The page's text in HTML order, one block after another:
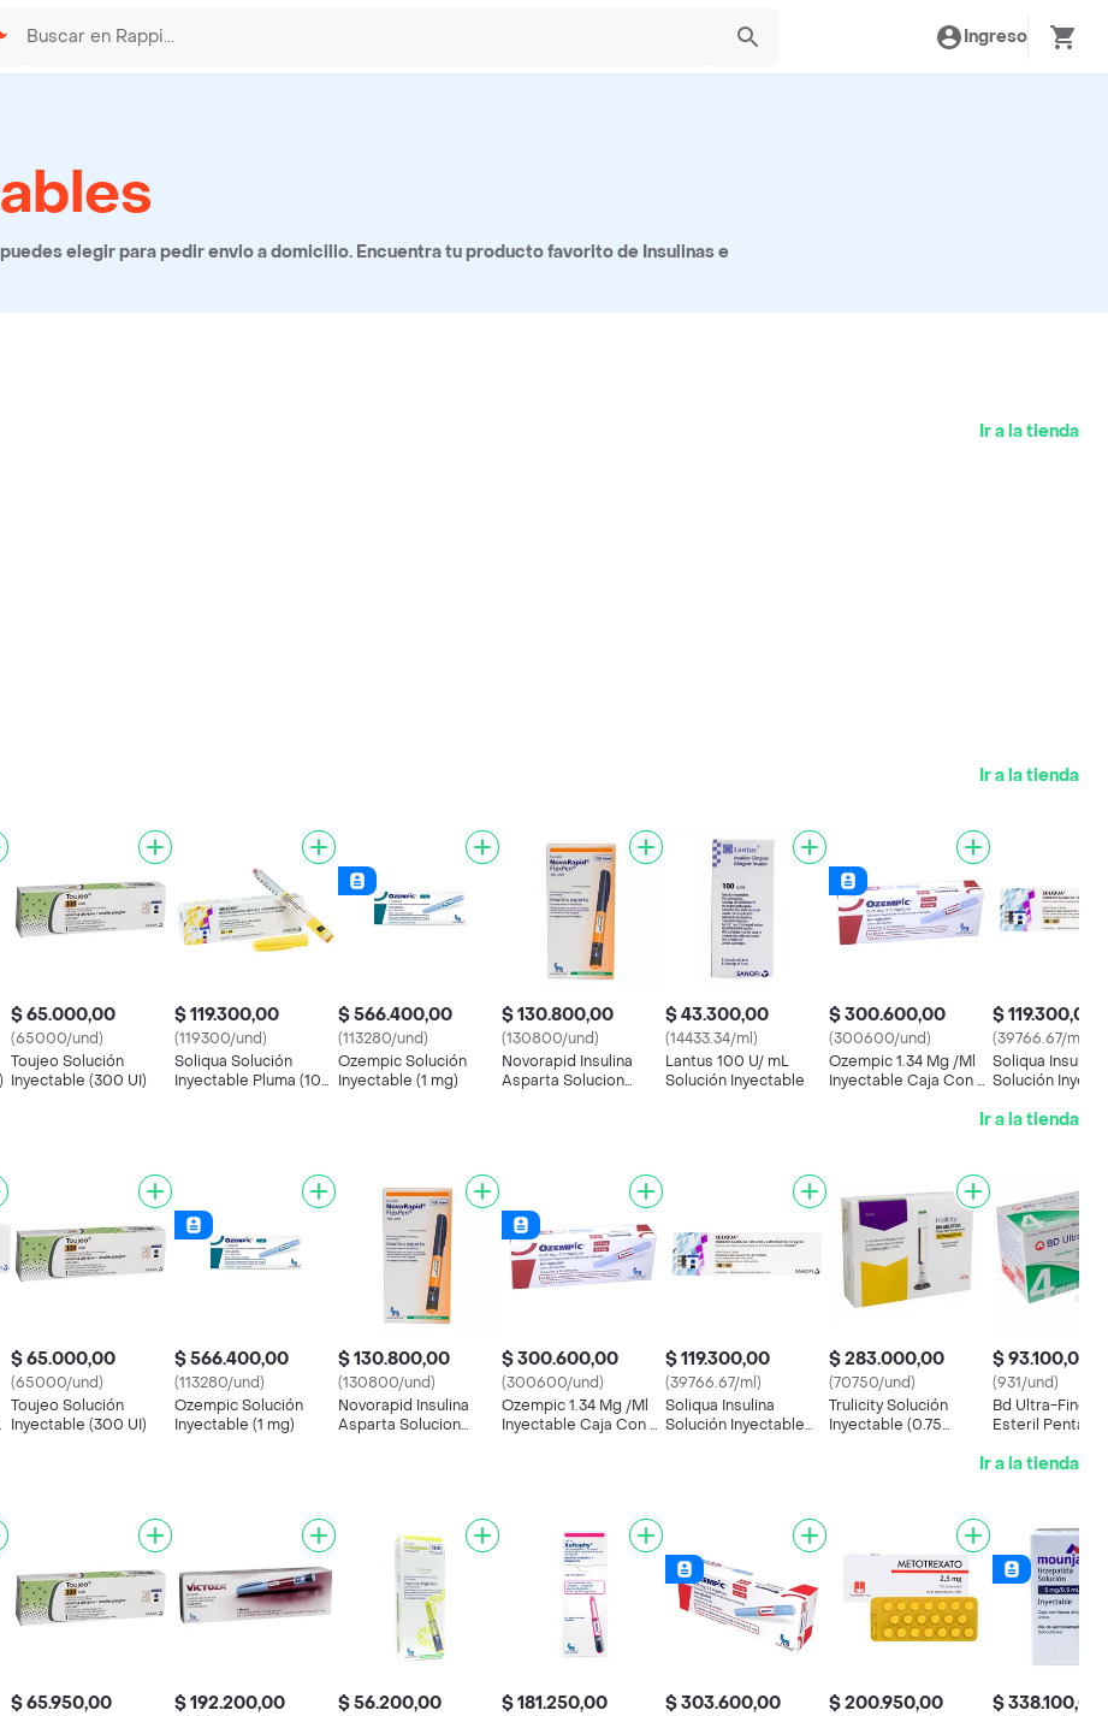
Ingreso
elegir para pedir envio a domicilio. Encuentra tu producto favorito de Insulinas e
Ir a la tienda
Ir a la tienda
$ 65.000,00
(65000/und)
Toujeo Solución
Inyectable (300 UI)
$ 119.300,00
(119300/und)
Soliqua Solución
Inyectable Pluma (100
$ 566.400,00
(113280/und)
Ozempic Solución
Inyectable (1 mg)
$ 130.800,00
(130800/und)
Novorapid Insulina
Asparta Solucion
$ 43.300,00
(14433.34/ml)
Lantus 100 U/ mL
Solución Inyectable
$ 300.600,00
(300600/und)
Ozempic 1.34 Mg /Ml
Inyectable Caja Con 1
$ 119.300,00
(39766.67/ml)
Soliqua Insulina
Solución
Ir a la tienda
$ 65.000,00
(65000/und)
Toujeo Solución
Inyectable (300 UI)
$ 566.400,00
(113280/und)
Ozempic Solución
Inyectable (1 mg)
$ 130.800,00
(130800/und)
Novorapid Insulina
Asparta Solucion
$ 300.600,00
(300600/und)
Ozempic 1.34 Mg /Ml
Inyectable Caja Con 1
$ 119.300,00
(39766.67/ml)
Soliqua Insulina
Solución Inyectable
$ 283.000,00
(70750/und)
Trulicity Solución
Inyectable (0.75
$ 93.100,00
(931/und)
Bd Ultra-Fine
Esteril Penta
Ir a la tienda
$ 65.950,00 $ 192.200,00 $ 56.200,00 $ 181.250,00 $ 303.600,00 $ 200.950,00 $ 338.100,00